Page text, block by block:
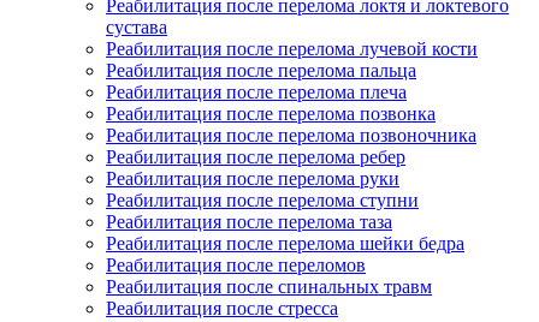
Реабилитация после перелома локтя и локтевого
сустава
Реабилитация после перелома лучевой кости
Реабилитация после перелома пальца
Реабилитация после перелома плеча
Реабилитация после перелома позвонка
Реабилитация после перелома позвоночника
Реабилитация после перелома ребер
Реабилитация после перелома руки
Реабилитация после перелома ступни
Реабилитация после перелома таза
Реабилитация после перелома шейки бедра
Реабилитация после переломов
Реабилитация после спинальных травм
Реабилитация после стресса